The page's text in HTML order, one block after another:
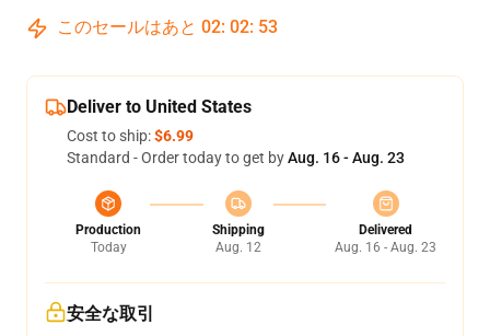
このセールはあと 02: 02: 53
Deliver to United States
Cost to ship:$6.99
Standard - Order today to get byAug. 16 - Aug. 23
Production
Today
Shipping
Aug. 12
Delivered
Aug. 16 - Aug. 23
安全な取引